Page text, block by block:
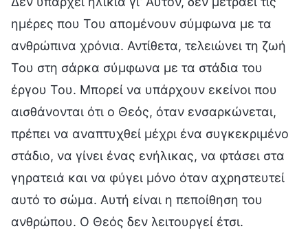
ημέρες που Του απομένουν σύμφωνα με τα
ανθρώπινα χρόνια. Αντίθετα, τελειώνει τη ζωή
Του στη σάρκα σύμφωνα με τα στάδια του
έργου Του. Μπορεί να υπάρχουν εκείνοι που
αισθάνονται ότι ο Θεός, όταν ενσαρκώνεται,
πρέπει να αναπτυχθεί μέχρι ένα συγκεκριμένο
στάδιο, να γίνει ένας ενήλικας, να φτάσει στα
γηρατειά και να φύγει μόνο όταν αχρηστευτεί
αυτό το σώμα. Αυτή είναι η πεποίθηση του
ανθρώπου. Ο Θεός δεν λειτουργεί έτσι.